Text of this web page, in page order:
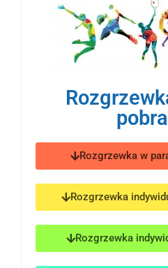
Rozgrzewka w
Rozgrzewka
Rozgrzewka